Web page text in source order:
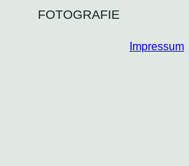
FOTOGRAFIE
Impressum